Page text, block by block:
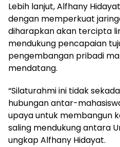
Lebih lanjut, Alfhany
dengan memperkuat
diharapkan akan tercipta
mendukung pencapaian
pengembangan pribadi
mendatang.
“Silaturahmi ini tidak
hubungan antar-
upaya untuk membangun
saling mendukung antara
ungkap Alfhany Hidayat.